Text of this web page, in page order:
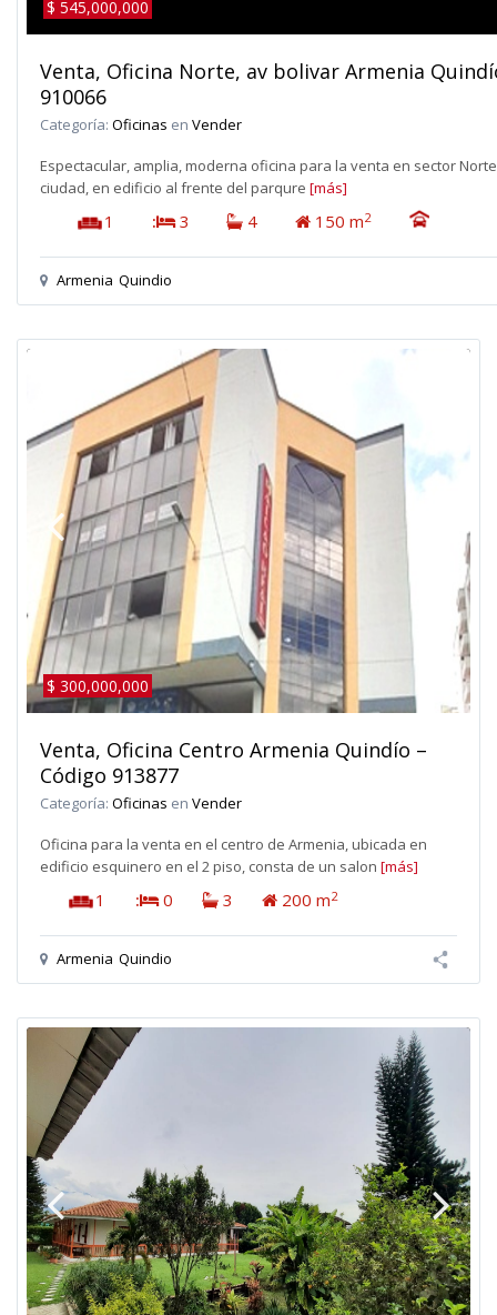
$ 545,000,000
Venta, Oficina Norte, av bolivar Armenia
910066
Categoría: Oficinas en Vender
Espectacular, amplia, moderna oficina para la venta en sector
ciudad, en edificio al frente del parqure [más]
1 : 3 4 150 m2
Armenia Quindio
$ 300,000,000
Venta, Oficina Centro Armenia Quindío –
Código 913877
Categoría: Oficinas en Vender
Oficina para la venta en el centro de Armenia, ubicada en
edificio esquinero en el 2 piso, consta de un salon [más]
1 : 0 3 200 m2
Armenia Quindio